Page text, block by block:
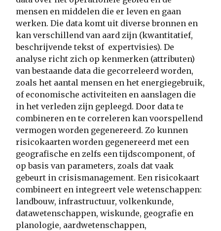
mensen en middelen die er leven en gaan
werken. Die data komt uit diverse bronnen en
kan verschillend van aard zijn (kwantitatief,
beschrijvende tekst of expertvisies). De
analyse richt zich op kenmerken (attributen)
van bestaande data die gecorreleerd worden,
zoals het aantal mensen en het energiegebruik,
of economische activiteiten en aanslagen die
in het verleden zijn gepleegd. Door data te
combineren en te correleren kan voorspellend
vermogen worden gegenereerd. Zo kunnen
risicokaarten worden gegenereerd met een
geografische en zelfs een tijdscomponent, of
op basis van parameters, zoals dat vaak
gebeurt in crisismanagement. Een risicokaart
combineert en integreert vele wetenschappen:
landbouw, infrastructuur, volkenkunde,
datawetenschappen, wiskunde, geografie en
planologie, aardwetenschappen,